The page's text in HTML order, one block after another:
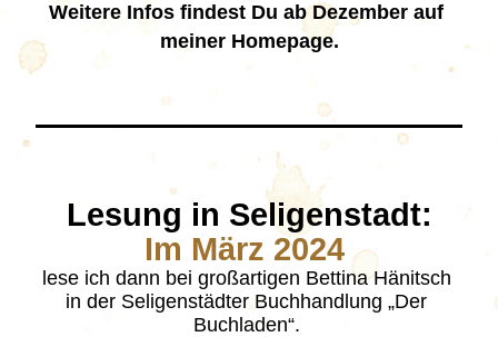
Weitere Infos findest Du ab Dezember auf
meiner Homepage.
Lesung in Seligenstadt:
Im März 2024
lese ich dann bei großartigen Bettina Hänitsch
in der Seligenstädter Buchhandlung „Der
Buchladen“.